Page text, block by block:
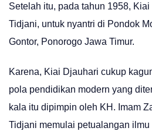
Setelah itu, pada tahun 1958,
Tidjani, untuk nyantri di Pondok
Gontor, Ponorogo Jawa Timur.
Karena, Kiai Djauhari cukup
pola pendidikan modern yang
kala itu dipimpin oleh KH. Imam
Tidjani memulai petualangan